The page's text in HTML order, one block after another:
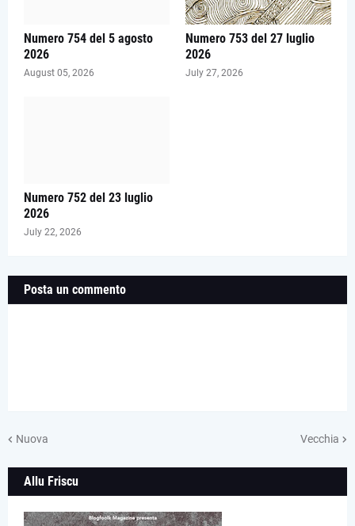
Numero 754 del 5 agosto
2026
August 05, 2026
Numero 753 del 27 luglio
2026
July 27, 2026
Numero 752 del 23 luglio
2026
July 22, 2026
Posta un commento
Nuova Vecchia
Allu Friscu